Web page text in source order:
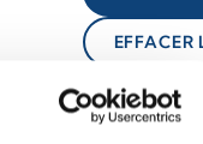
EFFACER